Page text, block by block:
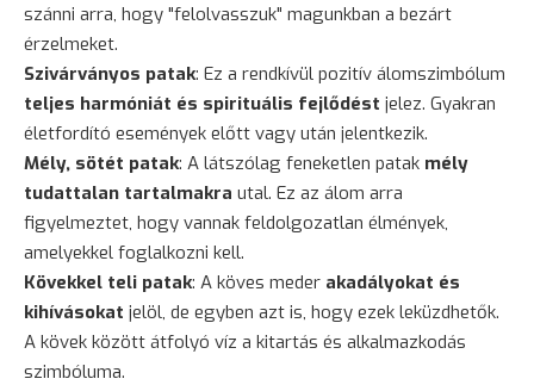
szánni arra, hogy "felolvasszuk" magunkban a bezárt
érzelmeket.
Szivárványos patak: Ez a rendkívül pozitív álomszimbólum
teljes harmóniát és spirituális fejlődést jelez. Gyakran
életfordító események előtt vagy után jelentkezik.
Mély, sötét patak: A látszólag feneketlen patak mély
tudattalan tartalmakra utal. Ez az álom arra
figyelmeztet, hogy vannak feldolgozatlan élmények,
amelyekkel foglalkozni kell.
Kövekkel teli patak: A köves meder akadályokat és
kihívásokat jelöl, de egyben azt is, hogy ezek leküzdhetők.
A kövek között átfolyó víz a kitartás és alkalmazkodás
szimbóluma.